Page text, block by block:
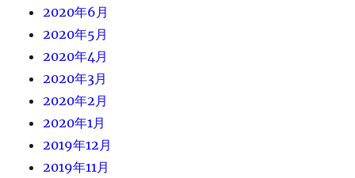
2020年6月
2020年5月
2020年4月
2020年3月
2020年2月
2020年1月
2019年12月
2019年11月